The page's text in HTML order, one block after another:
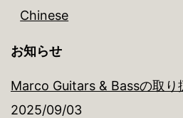
Chinese
お知らせ
Marco Guitars & Bassの取り
2025/09/03